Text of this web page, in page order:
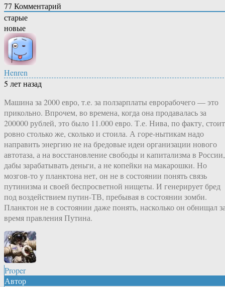
77 Комментарий
старые
новые
Henren
5 лет назад
Машина за 2000 евро, т.е. за ползарплаты еврорабочего — это
прикольно. Впрочем, во времена, когда она продавалась за
200000 рублей, это было 11.000 евро. Т.е. Нива, по факту, стоит
ровно столько же, сколько и стоила. А горе-нытикам надо
направить энергию не на бредовые идеи организации нового
автотаза, а на восстановление свободы и капитализма в России,
дабы зарабатывать деньги, а не копейки на макарошки. Но
мозгов-то у планктона нет, он не в состоянии понять связь
путинизма и своей беспросветной нищеты. И генерирует бред
под воздействием путин-ТВ, пребывая в состоянии зомби.
Планктон не в состоянии даже понять, насколько он обнищал
время правления Путина.
Proper
Автор